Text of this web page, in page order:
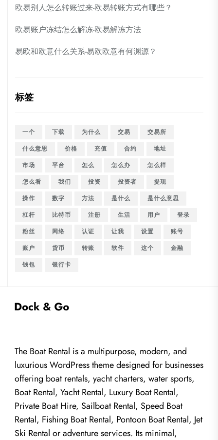
欧易别人怎么转账过来-欧易转账方式有哪些？
欧易账户冻结怎么解冻-欧易解冻方法
易欧和欧意什么关系-易欧欧意有何渊源？
标签
一个 下载 为什么 交易
交易所
什么意思
价格 充值 合约
地址
市场
平台 怎么 怎么办
怎么样
怎么看
我们 投资 投资者
提现
操作
数字 方法 是什么
是什么意思
杠杆
比特币 注册 生活 用户
登录
粉丝
网络 认证 让我 设置
账号
账户
货币 转账 软件 这个
金融
钱包
银行卡
The Boat Rental is a multipurpose, modern, and
luxurious WordPress theme designed for businesses
offering boat rentals, yacht charters, water sports,
Boat Rental, Yacht Rental, Luxury Boat Rental,
Private Boat Hire, Sailboat Rental, Speed Boat
Rental, Fishing Boat Rental, Pontoon Boat Rental, Jet
Ski Rental or adventure services. Its minimal,